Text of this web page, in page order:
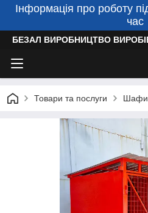
Інформація про роботу
час
БЕЗАЛ ВИРОБНИЦТВО
Товари та послуги Шафи